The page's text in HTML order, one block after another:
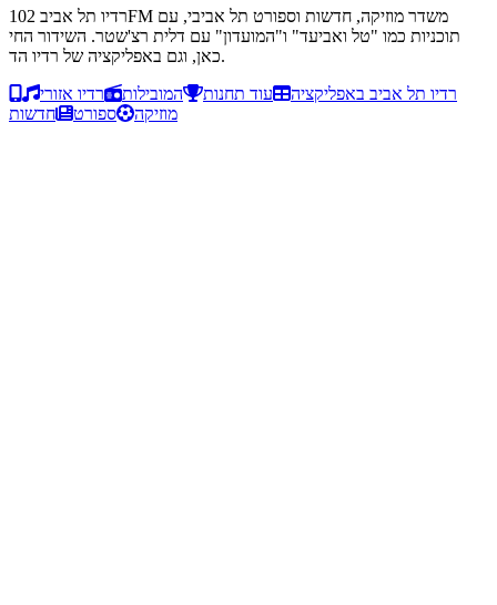
רדיו תל אביב 102FM משדר מוזיקה, חדשות וספורט תל אביבי, עם
תוכניות כמו "טל ואביעד" ו"המועדון" עם דלית רצ'שטר. השידור החי
כאן, וגם באפליקציה של רדיו הד.
רדיו תל אביב באפליקציה
עוד תחנות המובילות
רדיו אזורי
מוזיקה
ספורט חדשות